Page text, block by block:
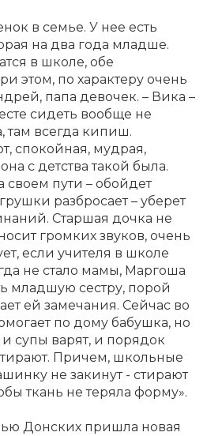
в семье. У нее есть
на два года младше.
в школе, обе
этом, по характеру очень
папа девочек. – Вика –
сидеть вообще не
там всегда кипиш.
спокойная, мудрая,
с детства такой была.
своем пути – обойдет
разбросает – уберет
Старшая дочка не
громких звуков, очень
если учителя в школе
не стало мамы, Маргоша
младшую сестру, порой
ей замечания. Сейчас во
по дому бабушка, но
супы варят, и порядок
Причем, школьные
не закинут - стирают
ткань не теряла форму».
Донских пришла новая